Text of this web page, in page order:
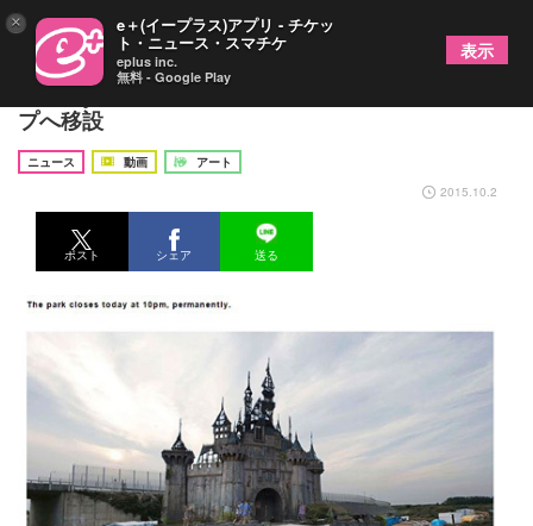
Banksyの遊園地「Dismaland」が仏の難民キャン
プへ移設
ニュース 動画
アート
2015.10.2
ポスト シェア 送る
× e＋(イープラス)アプリ - チケッ
ト・ニュース・スマチケ
eplus inc.
無料 - Google Play
表示